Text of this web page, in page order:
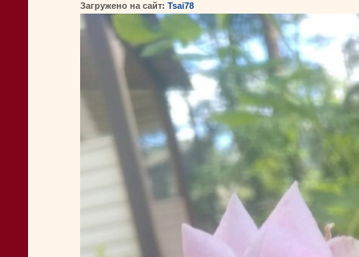
Загружено на сайт: Tsai78